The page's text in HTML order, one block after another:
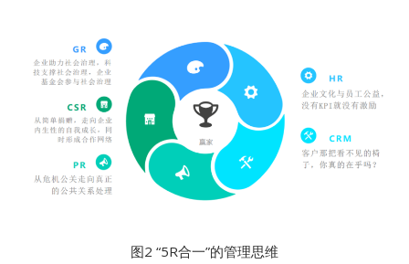
图2 “5R合一”的管理思维